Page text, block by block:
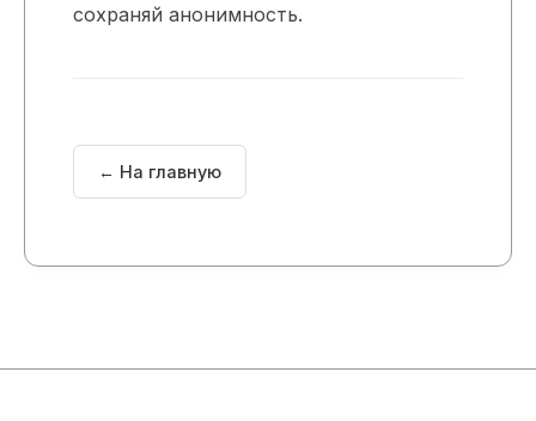
сохраняй анонимность.
← На главную